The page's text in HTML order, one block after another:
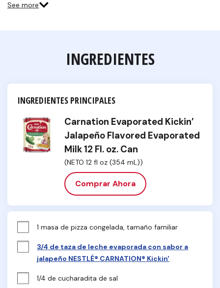
See more
INGREDIENTES
INGREDIENTES PRINCIPALES
Carnation Evaporated Kickin’
Jalapeño Flavored Evaporated
Milk 12 Fl. oz. Can
(NETO 12 fl oz (354 mL))
Comprar Ahora
1 masa de pizza congelada, tamaño familiar
3/4 de taza de leche evaporada con sabor a
jalapeño NESTLÉ® CARNATION® Kickin'
1/4 de cucharadita de sal